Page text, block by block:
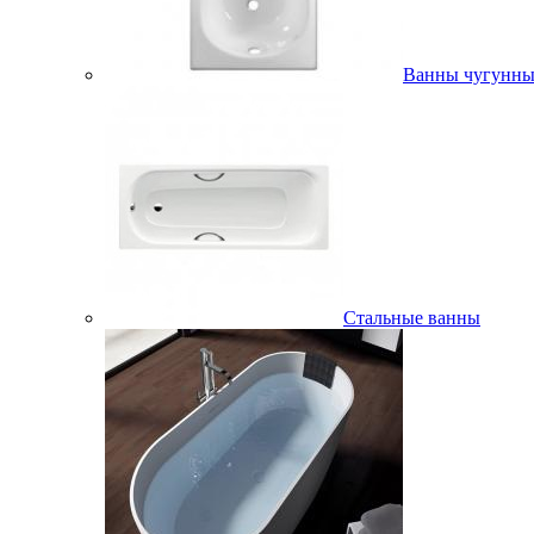
Ванны
Стальные ванны